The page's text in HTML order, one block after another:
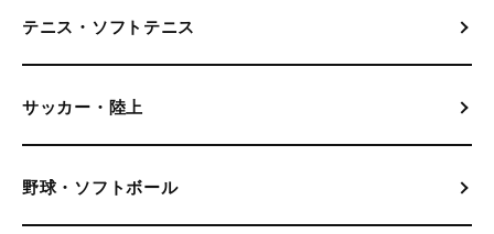
テニス・ソフトテニス
サッカー・陸上
野球・ソフトボール